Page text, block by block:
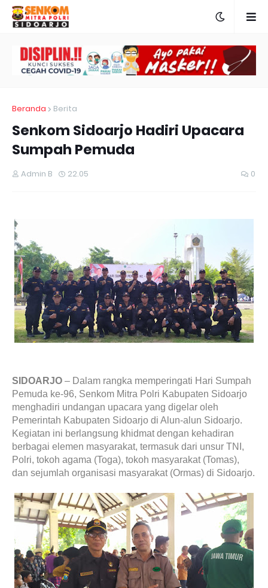
Beranda Berita
Senkom Sidoarjo Hadiri Upacara
Sumpah Pemuda
Admin B 22.05 0
SIDOARJO – Dalam rangka memperingati Hari Sumpah
Pemuda ke-96, Senkom Mitra Polri Kabupaten Sidoarjo
menghadiri undangan upacara yang digelar oleh
Pemerintah Kabupaten Sidoarjo di Alun-alun Sidoarjo.
Kegiatan ini berlangsung khidmat dengan kehadiran
berbagai elemen masyarakat, termasuk dari unsur TNI,
Polri, tokoh agama (Toga), tokoh masyarakat (Tomas),
dan sejumlah organisasi masyarakat (Ormas) di Sidoarjo.